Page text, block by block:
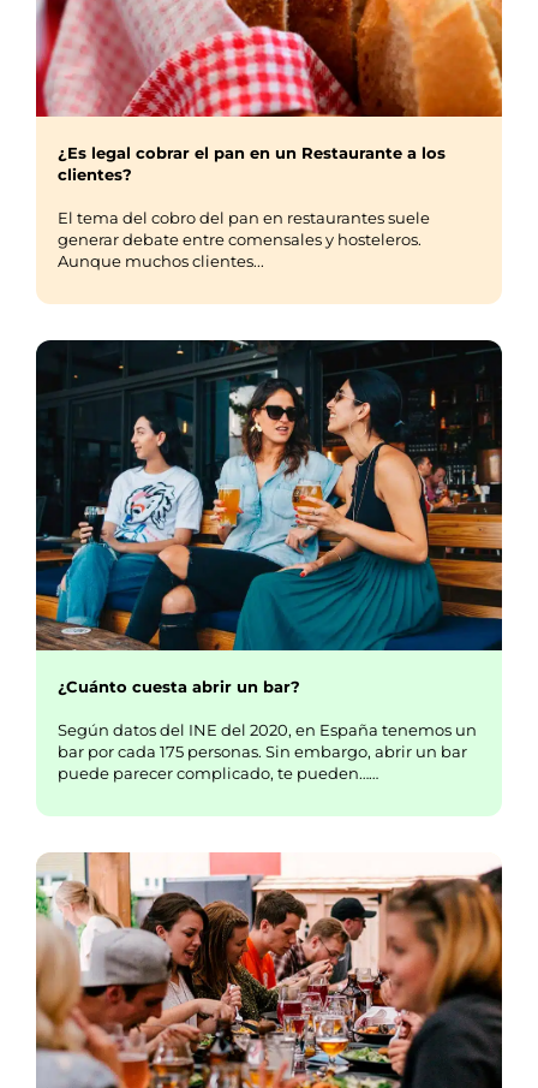
¿Es legal cobrar el pan en un Restaurante a los
clientes?
El tema del cobro del pan en restaurantes suele
generar debate entre comensales y hosteleros.
Aunque muchos clientes...
¿Cuánto cuesta abrir un bar?
Según datos del INE del 2020, en España tenemos un
bar por cada 175 personas. Sin embargo, abrir un bar
puede parecer complicado, te pueden……